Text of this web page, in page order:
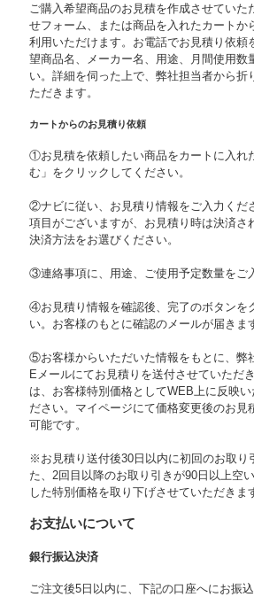
ご購入希望商品のお見積を作成させていた
せフォーム、または商品を入れたカートか
利用いただけます。お電話でお見積り依頼
望商品名、メーカー名、用途、月間使用数
い。詳細を伺った上で、弊社担当者から折
ただきます。
カートからのお見積り依頼
①お見積を依頼したい商品をカートに入れ
む」をクリックしてください。
②ナビに従い、お見積り情報をご入力くだ
項目がございますが、お見積り時は決済さ
決済方法をお選びください。
③連絡事項に、用途、ご使用予定数量をご
④お見積り情報を確認後、完了のボタンを
い。お客様のもとに確認のメールが届きま
⑤お客様からいただいた情報をもとに、弊
Eメールにてお見積りを送付させていただ
は、お客様特別価格としてWEB上に反映い
ださい。マイページにて価格変更後のお見
可能です。
※お見積り送付後30日以内に初回のお取り
た、2回目以降のお取り引きが90日以上空
した特別価格を取り下げさせていただきま
お支払いについて
銀行振込決済
ご注文後5日以内に、下記の口座へにお振